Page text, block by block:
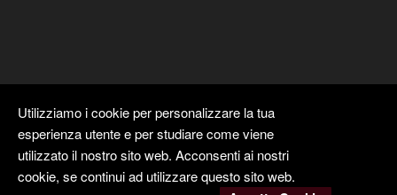
Utilizziamo i cookie per personalizzare la tua
esperienza utente e per studiare come viene
utilizzato il nostro sito web. Acconsenti ai nostri
cookie, se continui ad utilizzare questo sito web.